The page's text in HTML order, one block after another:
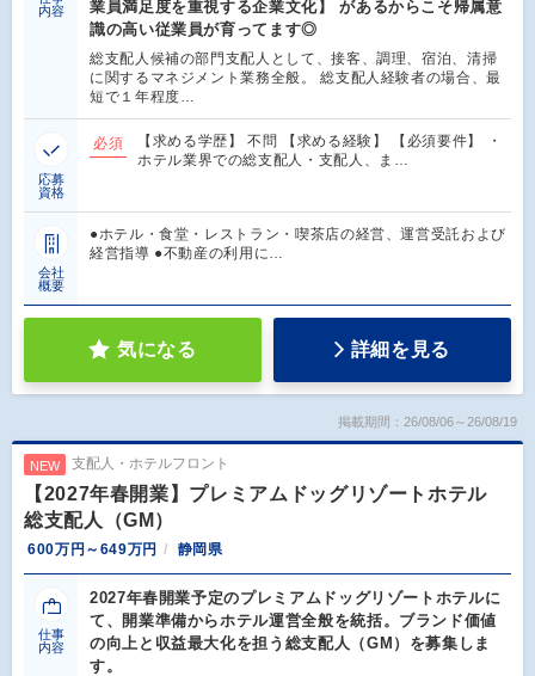
内容
業員満足度を重視する企業文化】 があるからこそ帰属意
識の高い従業員が育ってます◎
総支配人候補の部門支配人として、接客、調理、宿泊、清掃
に関するマネジメント業務全般。 総支配人経験者の場合、最
短で１年程度…
応募
資格
必須
【求める学歴】 不問 【求める経験】 【必須要件】 ・
ホテル業界での総支配人・支配人、ま…
会社
概要
●ホテル・食堂・レストラン・喫茶店の経営、運営受託および
経営指導 ●不動産の利用に…
気になる 詳細を見る
掲載期間：26/08/06～26/08/19
NEW 支配人・ホテルフロント
【2027年春開業】プレミアムドッグリゾートホテル
総支配人（GM）
600万円～649万円 静岡県
仕事
内容
2027年春開業予定のプレミアムドッグリゾートホテルに
て、開業準備からホテル運営全般を統括。ブランド価値
の向上と収益最大化を担う総支配人（GM）を募集しま
す。